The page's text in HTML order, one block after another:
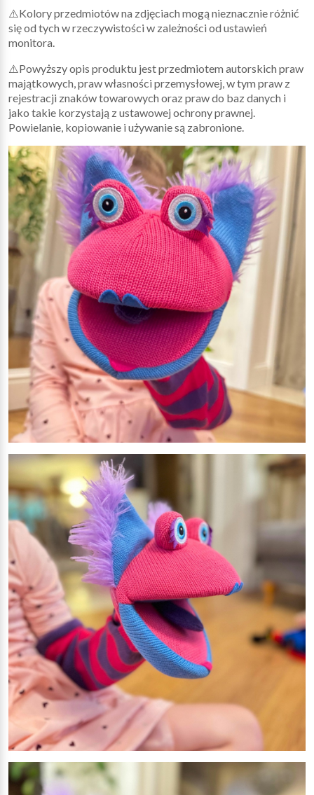
⚠️Kolory przedmiotów na zdjęciach mogą nieznacznie różnić
się od tych w rzeczywistości w zależności od ustawień
monitora.
⚠️Powyższy opis produktu jest przedmiotem autorskich praw
majątkowych, praw własności przemysłowej, w tym praw z
rejestracji znaków towarowych oraz praw do baz danych i
jako takie korzystają z ustawowej ochrony prawnej.
Powielanie, kopiowanie i używanie są zabronione.